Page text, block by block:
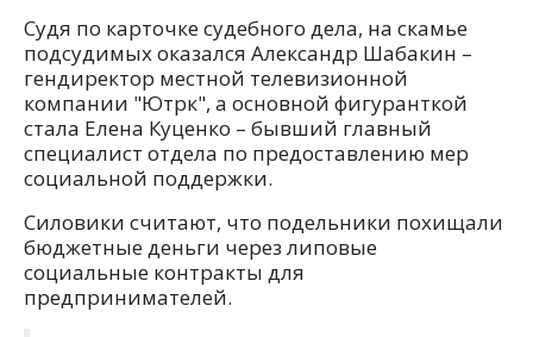
Судя по карточке судебного дела, на скамье
подсудимых оказался Александр Шабакин –
гендиректор местной телевизионной
компании "Ютрк", а основной фигуранткой
стала Елена Куценко – бывший главный
специалист отдела по предоставлению мер
социальной поддержки.
Силовики считают, что подельники похищали
бюджетные деньги через липовые
социальные контракты для
предпринимателей.